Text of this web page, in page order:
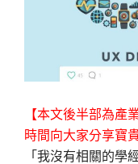
【本文後半部為產
時間向大家分享寶
「我沒有相關的學